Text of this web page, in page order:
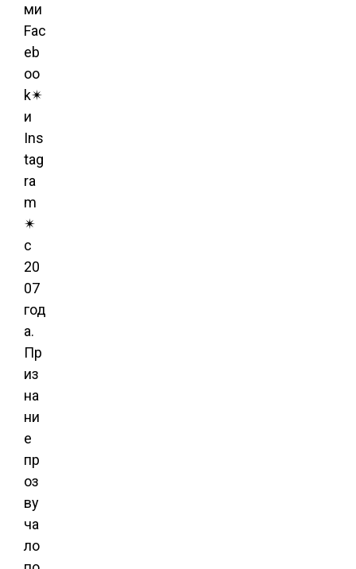
ми
Fac
eb
oo
k✴
и
Ins
tag
ra
m
✴
с
20
07
год
а.
Пр
из
на
ни
е
пр
оз
ву
ча
ло